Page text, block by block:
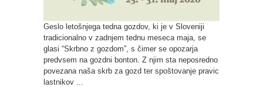
Geslo letošnjega tedna gozdov, ki je v Sloveniji
tradicionalno v zadnjem tednu meseca maja, se
glasi “Skrbno z gozdom”, s čimer se opozarja
predvsem na gozdni bonton. Z njim sta neposredno
povezana naša skrb za gozd ter spoštovanje pravic
lastnikov ...